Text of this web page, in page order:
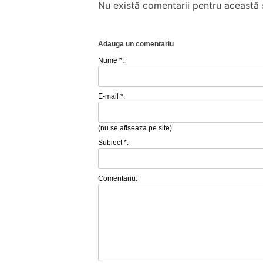
Nu există comentarii pentru această
Adauga un comentariu
Nume *:
E-mail *:
(nu se afiseaza pe site)
Subiect *:
Comentariu: